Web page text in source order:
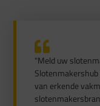
"Meld uw
van erkende